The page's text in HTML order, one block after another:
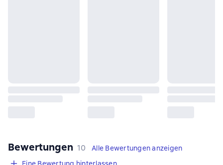
Bewertungen 10 Bewertungen
10
Alle Bewertungen anzeigen